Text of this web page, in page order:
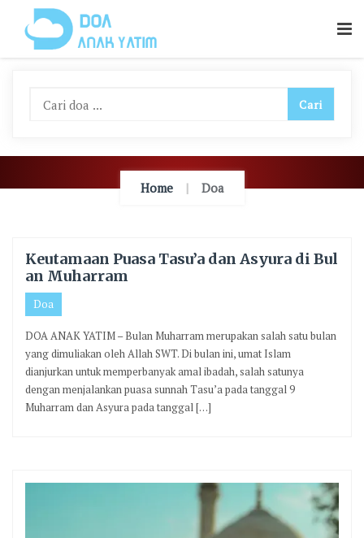
Content
Home Doa
Keutamaan Puasa Tasu’a dan Asyura di Bul
an Muharram
Doa
DOA ANAK YATIM – Bulan Muharram merupakan salah satu bulan
yang dimuliakan oleh Allah SWT. Di bulan ini, umat Islam
dianjurkan untuk memperbanyak amal ibadah, salah satunya
dengan menjalankan puasa sunnah Tasu’a pada tanggal 9
Muharram dan Asyura pada tanggal […]